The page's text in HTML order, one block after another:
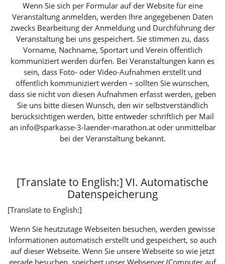
Wenn Sie sich per Formular auf der Website für eine
Veranstaltung anmelden, werden Ihre angegebenen Daten
zwecks Bearbeitung der Anmeldung und Durchführung der
Veranstaltung bei uns gespeichert. Sie stimmen zu, dass
Vorname, Nachname, Sportart und Verein öffentlich
kommuniziert werden dürfen. Bei Veranstaltungen kann es
sein, dass Foto- oder Video-Aufnahmen erstellt und
öffentlich kommuniziert werden – sollten Sie wünschen,
dass sie nicht von diesen Aufnahmen erfasst werden, geben
Sie uns bitte diesen Wunsch, den wir selbstverständlich
berücksichtigen werden, bitte entweder schriftlich per Mail
an info@sparkasse-3-laender-marathon.atoder unmittelbar
bei der Veranstaltung bekannt.
[Translate to English:] VI. Automatische
Datenspeicherung
[Translate to English:]
Wenn Sie heutzutage Webseiten besuchen, werden gewisse
Informationen automatisch erstellt und gespeichert, so auch
auf dieser Webseite. Wenn Sie unsere Webseite so wie jetzt